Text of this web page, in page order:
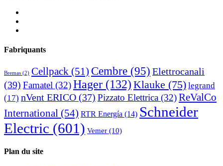
Fabriquants
Bremas (2) Cellpack (51) Cembre (95) Elettrocanali
(39) Famatel (32)Hager (132) Klauke (75) legrand
(17) nVent ERICO (37) Pizzato Elettrica (32)ReValCo
International (54) RTR Energía (14) Schneider
Electric (601) Vemer (10)
Plan du site